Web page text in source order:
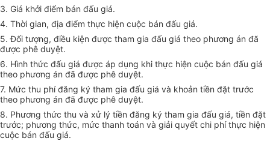
3. Giá khởi điểm bán đấu giá.
4. Thời gian, địa điểm thực hiện cuộc bán đấu giá.
5. Đối tượng, điều kiện được tham gia đấu giá theo phương án đã
được phê duyệt.
6. Hình thức đấu giá được áp dụng khi thực hiện cuộc bán đấu giá
theo phương án đã được phê duyệt.
7. Mức thu phí đăng ký tham gia đấu giá và khoản tiền đặt trước
theo phương án đã được phê duyệt.
8. Phương thức thu và xử lý tiền đăng ký tham gia đấu giá, tiền đặt
trước; phương thức, mức thanh toán và giải quyết chi phí thực hiện
cuộc bán đấu giá.